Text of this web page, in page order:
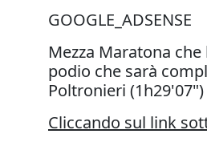
GOOGLE_ADSENSE
Mezza Maratona
podio che sarà
Poltronieri
Cliccando sul link